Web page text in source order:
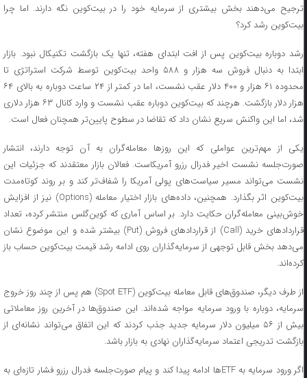
ترجیح می‌دهند بخش بیشتری از سرمایه خود را در بیت‌کوین نگه دارند. اما چرا
بیت‌کوین رشد کرد؟
رشد دوباره بیت‌کوین پس از افت ابتدای هفته، تنها یک بازگشت تکنیکال نبود. بازار
ابتدا به دنبال فروش سه هزار و ۵۸۸ واحد بیت‌کوین توسط شرکت استراتژی تا
محدوده ۶۱ هزار و ۴۰۰ دلار عقب نشست، اما در کمتر از ۲۴ ساعت دوباره به بالای ۶۴
هزار دلار بازگشت. هرچند که بیت‌کوین دوباره عقب نشست و وارد کانال ۶۳ هزار دلاری
شد، اما این واکنش سریع نشان داد که تقاضا در سطوح پایین‌تر همچنان فعال است.
یکی از مهم‌ترین عواملی که این روزها معامله‌گران به آن توجه دارند، انتشار
صورت‌جلسه نشست اخیر فدرال رزرو آمریکاست. فعالان بازار معتقدند که جزئیات این
نشست می‌تواند مسیر سیاست‌های پولی آمریکا را شفاف‌تر کند و بر روند کوتاه‌مدت
بیت‌کوین اثر بگذارد. همچنین، داده‌های بازار اختیار معامله (Options) نیز از افزایش
خوش‌بینی معامله‌گران حکایت دارد. بر اساس آماری که کوین‌گلس منتشر کرده، تعداد
قراردادهای خرید (Call) از قراردادهای فروش (Put) بیشتر شده و این موضوع نشان
می‌دهد بخش قابل توجهی از سرمایه‌گذاران روی ادامه رشد قیمت بیت‌کوین حساب باز
کرده‌اند.
از طرف دیگر، صندوق‌های قابل معامله بیت‌کوین (Spot ETF) هم پس از چند روز خروج
سرمایه، دوباره با ورود سرمایه مواجه شده‌اند. این صندوق‌ها در آخرین روز معاملاتی
بیش از ۵۶ میلیون دلار سرمایه جدید جذب کردند که این اتفاق می‌تواند نشانه‌ای از
بازگشت تدریجی اعتماد سرمایه‌گذاران نهادی به بازار باشد.
اگر ورود سرمایه به ETFها ادامه پیدا کند و پیام صورت‌جلسه فدرال رزرو فشار تازه‌ای به